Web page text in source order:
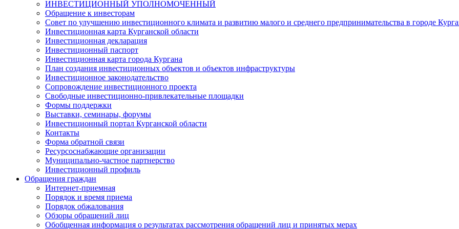
ИНВЕСТИЦИОННЫЙ УПОЛНОМОЧЕННЫЙ
Обращение к инвесторам
Совет по улучшению инвестиционного климата и развитию малого и среднего предпринимательства в городе
Инвестиционная карта Курганской области
Инвестиционная декларация
Инвестиционный паспорт
Инвестиционная карта города Кургана
План создания инвестиционных объектов и объектов инфраструктуры
Инвестиционное законодательство
Сопровождение инвестиционного проекта
Свободные инвестиционно-привлекательные площадки
Формы поддержки
Выставки, семинары, форумы
Инвестиционный портал Курганской области
Контакты
Форма обратной связи
Ресурсоснабжающие организации
Муниципально-частное партнерство
Инвестиционный профиль
Обращения граждан
Интернет-приемная
Порядок и время приема
Порядок обжалования
Обзоры обращений лиц
Обобщенная информация о результатах рассмотрения обращений лиц и принятых мерах